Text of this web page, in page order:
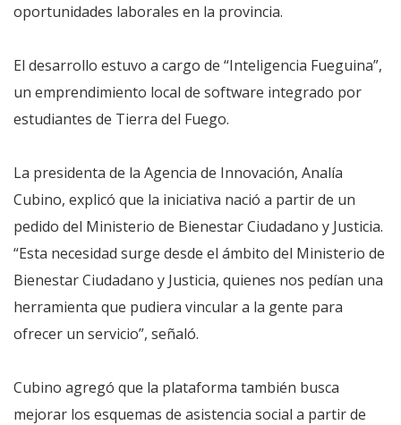
oportunidades laborales en la provincia.
El desarrollo estuvo a cargo de “Inteligencia Fueguina”,
un emprendimiento local de software integrado por
estudiantes de Tierra del Fuego.
La presidenta de la Agencia de Innovación, Analía
Cubino, explicó que la iniciativa nació a partir de un
pedido del Ministerio de Bienestar Ciudadano y Justicia.
“Esta necesidad surge desde el ámbito del Ministerio de
Bienestar Ciudadano y Justicia, quienes nos pedían una
herramienta que pudiera vincular a la gente para
ofrecer un servicio”, señaló.
Cubino agregó que la plataforma también busca
mejorar los esquemas de asistencia social a partir de